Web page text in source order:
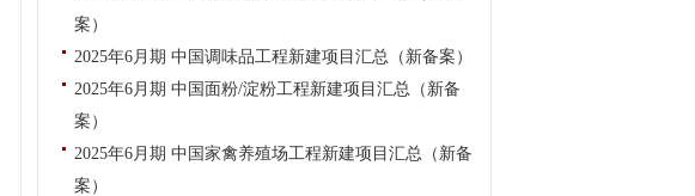
案）
2025年6月期 中国调味品工程新建项目汇总（新备案）
2025年6月期 中国面粉/淀粉工程新建项目汇总（新备
案）
2025年6月期 中国家禽养殖场工程新建项目汇总（新备
案）